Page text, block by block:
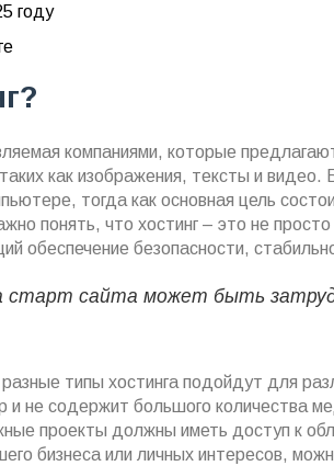
году
компаниями, которые
как изображения, тексты и видео.
тогда как основная цель
понять, что хостинг – это не
обеспечение безопасности,
старт сайта может быть
типы хостинга подойдут для
и не содержит большого количества
проекты должны иметь доступ к
бизнеса или личных интересов,